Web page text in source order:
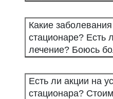
Какие
стационаре? Есть
лечение? Боюсь
Есть ли акции на
стационара?